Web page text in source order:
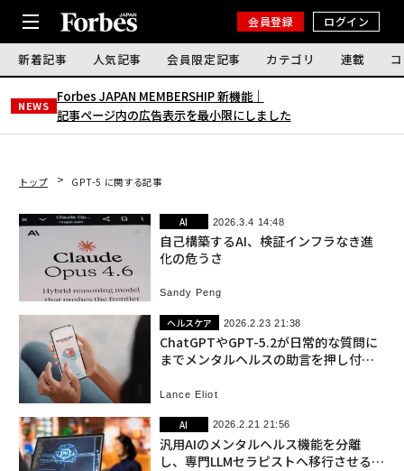
会員登録 ログイン
新着記事 人気記事 会員限定記事 カテゴリ 連載
NEWS
Forbes JAPAN MEMBERSHIP 新機能｜
記事ページ内の広告表示を最小限にしました
トップ GPT-5 に関する記事
AI 2026.3.4 14:48
自己構築するAI、検証インフラなき進
化の危うさ
Sandy Peng
ヘルスケア 2026.2.23 21:38
ChatGPTやGPT-5.2が日常的な質問に
までメンタルヘルスの助言を押し付け
Lance Eliot
AI 2026.2.21 21:56
汎用AIのメンタルヘルス機能を分離
し、専門LLMセラピストへ移行させるべ